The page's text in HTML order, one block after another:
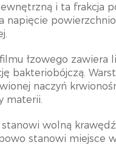
i ta frakcja
napięcie
łzowego zawiera
bakteriobójczą.
naczyń
materii.
wolną
stanowi miejsce